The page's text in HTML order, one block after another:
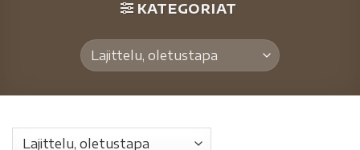
KATEGORIAT